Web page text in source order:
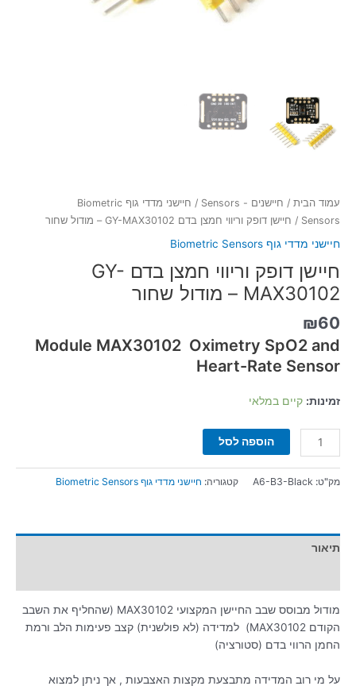
עמוד הבית / חיישנים - Sensors /
חיישני מדדי גוף Biometric
Sensors / חיישן דופק וריווי חמצן בדם GY-MAX30102 – מודול שחור
חיישני מדדי גוף Biometric Sensors
חיישן דופק וריווי חמצן בדם GY-
MAX30102 – מודול שחור
₪60
Module MAX30102 Oximetry SpO2 and
Heart-Rate Sensor
זמינות: קיים במלאי
הוספה לסל
מק"ט: A6-B3-Black קטגוריה: חיישני מדדי גוף Biometric Sensors
תיאור
מודול מבוסס שבב החיישן המקצועי MAX30102 (שהחליף את השבב
הקודם MAX30102) למדידה (לא פולשנית) קצב פעימות הלב ורמת
החמן הרווי בדם (סטורציה)
על מי רוב המדידה מתבצעת מקצות האצבעות , אך ניתן למצוא